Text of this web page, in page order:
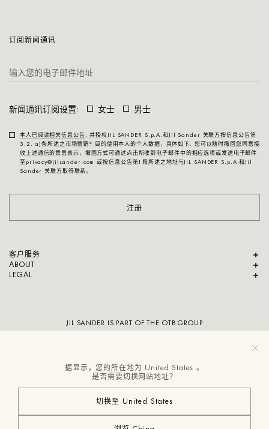
订阅新闻通讯
新闻通讯订阅设置: 女士 男士
本人已阅读相关信息公告 , 并授权JIL SANDER S.p.A.和Jil Sander 关联方按信息公告第
3.2. a)条所述之 市场营销*
目的使用本人的个人数据，具体如下. 您可以随时撤回您同意接
收上述通信的意思表示，撤回方式可通过点击所收到电子邮件中的相应选项或发送电子邮件
至privacy@jilsander.com 或按信息公告第1段所述之地址与JIL SANDER S.p.A.和Jil
Sander 关联方取得联系。
注册
客户服务
ABOUT
LEGAL
JIL SANDER IS PART OF THE OTB GROUP
据显示，您的所在地为 United States 。
是否需要切换网站地址？
切换至 United States